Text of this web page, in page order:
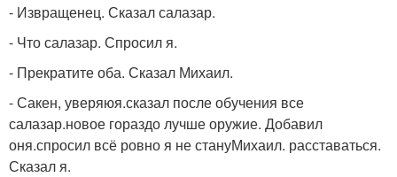
- Извращенец. Сказал салазар.
- Что салазар. Спросил я.
- Прекратите оба. Сказал Михаил.
- Сакен, уверяюя.сказал после обучения все
салазар.новое гораздо лучше оружие. Добавил
оня.спросил всё ровно я не стануМихаил. расставаться.
Сказал я.